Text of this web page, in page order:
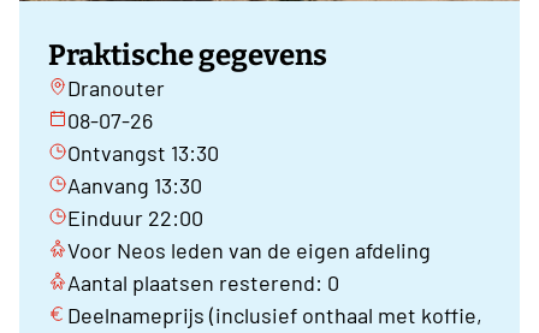
Praktische gegevens
Dranouter
08-07-26
Ontvangst 13:30
Aanvang 13:30
Einduur 22:00
Voor Neos leden van de eigen afdeling
Aantal plaatsen resterend: 0
Deelnameprijs (inclusief onthaal met koffie,